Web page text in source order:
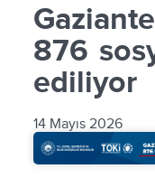
876
ediliyor
14 Mayıs 2026